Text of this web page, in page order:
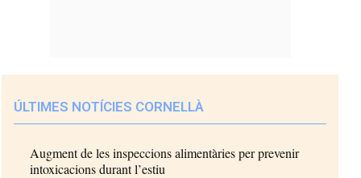
ÚLTIMES NOTÍCIES CORNELLÀ
Augment de les inspeccions alimentàries per prevenir
intoxicacions durant l’estiu